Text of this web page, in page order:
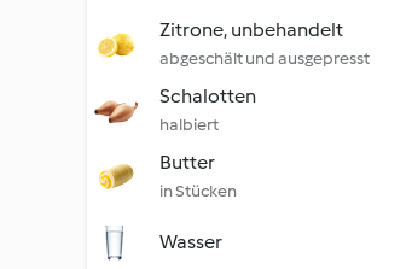
Zitrone, unbehandelt
abgeschält und ausgepresst
Schalotten
halbiert
Butter
in Stücken
Wasser